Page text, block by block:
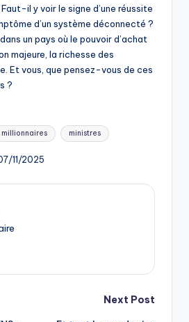
il y voir le signe d’une réussite
d’un système déconnecté ?
un pays où le pouvoir d’achat
majeure, la richesse des
Et vous, que pensez-vous de ces
?
millionnaires ministres
11/2025
Next Post